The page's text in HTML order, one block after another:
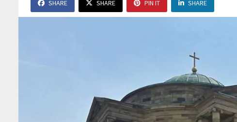
SHARE SHARE PIN IT SHARE